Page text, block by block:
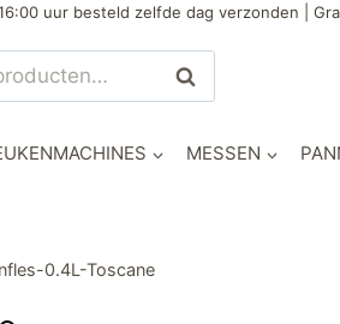
uur besteld zelfde dag verzonden |
Zoeken
MESSEN
0.4L-Toscane